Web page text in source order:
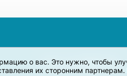
о вас. Это нужно, чтобы
их сторонним